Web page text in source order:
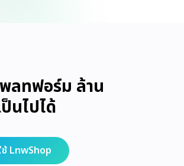
ลทฟอร์ม ล้าน
นไปได้
ช้ LnwShop